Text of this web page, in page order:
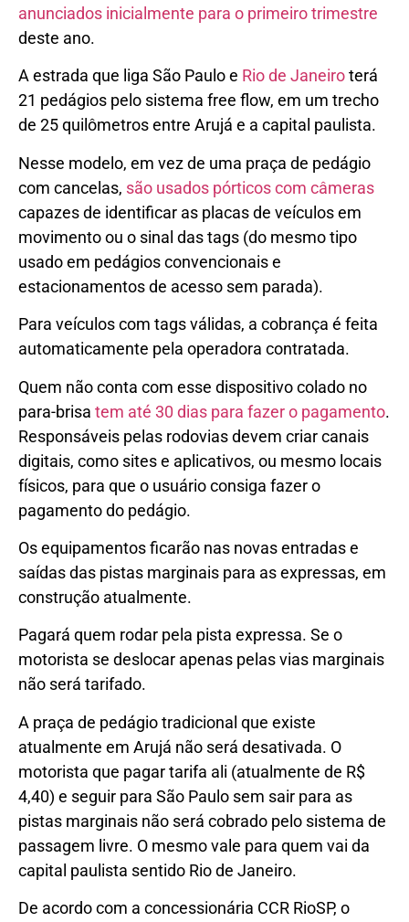
anunciados inicialmente para o primeiro trimestre
deste ano.
A estrada que liga São Paulo e Rio de Janeiroterá
21 pedágios pelo sistema free flow, em um trecho
de 25 quilômetros entre Arujá e a capital paulista.
Nesse modelo, em vez de uma praça de pedágio
com cancelas, são usados pórticos com câmeras
capazes de identificar as placas de veículos em
movimento ou o sinal das tags (do mesmo tipo
usado em pedágios convencionais e
estacionamentos de acesso sem parada).
Para veículos com tags válidas, a cobrança é feita
automaticamente pela operadora contratada.
Quem não conta com esse dispositivo colado no
para-brisa tem até 30 dias para fazer o pagamento.
Responsáveis pelas rodovias devem criar canais
digitais, como sites e aplicativos, ou mesmo locais
físicos, para que o usuário consiga fazer o
pagamento do pedágio.
Os equipamentos ficarão nas novas entradas e
saídas das pistas marginais para as expressas, em
construção atualmente.
Pagará quem rodar pela pista expressa. Se o
motorista se deslocar apenas pelas vias marginais
não será tarifado.
A praça de pedágio tradicional que existe
atualmente em Arujá não será desativada. O
motorista que pagar tarifa ali (atualmente de R$
4,40) e seguir para São Paulo sem sair para as
pistas marginais não será cobrado pelo sistema de
passagem livre. O mesmo vale para quem vai da
capital paulista sentido Rio de Janeiro.
De acordo com a concessionária CCR RioSP, o